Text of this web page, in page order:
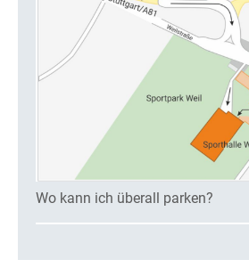
Wo kann ich überall parken?